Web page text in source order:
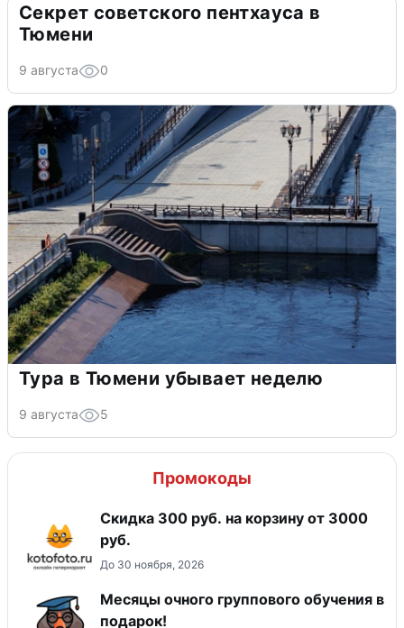
Секрет советского пентхауса в
Тюмени
9 августа 0
Тура в Тюмени убывает неделю
9 августа 5
Промокоды
Скидка 300 руб. на корзину от 3000
руб.
До 30 ноября, 2026
Месяцы очного группового обучения в
подарок!